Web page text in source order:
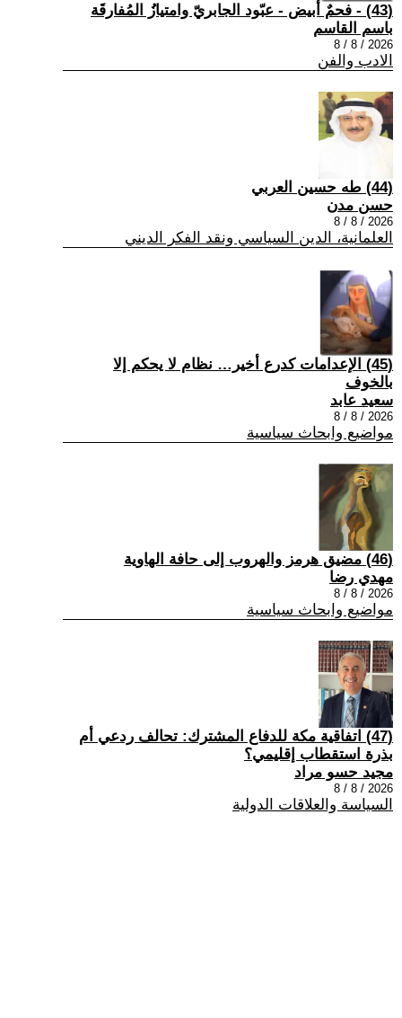
(43) - فحمٌ أبيض - عبّود الجابريّ وامتيازُ المُفارقَة
باسم القاسم
2026 / 8 / 8
الادب والفن
(44) طه حسين العربي
حسن مدن
2026 / 8 / 8
العلمانية، الدين السياسي ونقد الفكر الديني
(45) الإعدامات كدرع أخير… نظام لا يحكم إلا
بالخوف
سعيد عابد
2026 / 8 / 8
مواضيع وابحاث سياسية
(46) مضيق هرمز والهروب إلى حافة الهاوية
مهدي رضا
2026 / 8 / 8
مواضيع وابحاث سياسية
(47) اتفاقية مكة للدفاع المشترك: تحالف ردعي أم
بذرة استقطاب إقليمي؟
مجيد حسو مراد
2026 / 8 / 8
السياسة والعلاقات الدولية